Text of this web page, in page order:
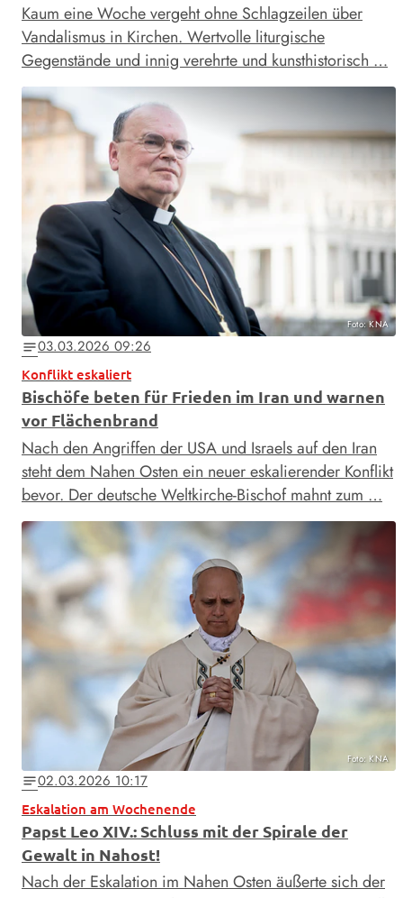
Kaum eine Woche vergeht ohne Schlagzeilen über
Vandalismus in Kirchen. Wertvolle liturgische
Gegenstände und innig verehrte und kunsthistorisch …
Foto: KNA
notes03.03.2026 09:26
Konflikt eskaliert
Bischöfe beten für Frieden im Iran und warnen
vor Flächenbrand
Nach den Angriffen der USA und Israels auf den Iran
steht dem Nahen Osten ein neuer eskalierender Konflikt
bevor. Der deutsche Weltkirche-Bischof mahnt zum …
Foto: KNA
notes02.03.2026 10:17
Eskalation am Wochenende
Papst Leo XIV.: Schluss mit der Spirale der
Gewalt in Nahost!
Nach der Eskalation im Nahen Osten äußerte sich der